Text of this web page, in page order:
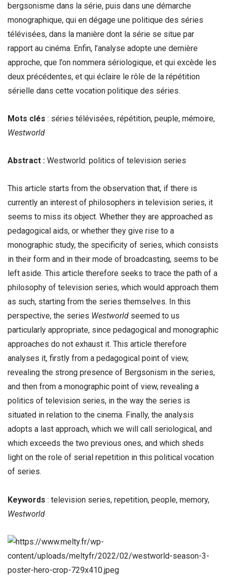
bergsonisme dans la série, puis dans une démarche
monographique, qui en dégage une politique des séries
télévisées, dans la manière dont la série se situe par
rapport au cinéma. Enfin, l’analyse adopte une dernière
approche, que l’on nommera sériologique, et qui excède les
deux précédentes, et qui éclaire le rôle de la répétition
sérielle dans cette vocation politique des séries.
Mots clés : séries télévisées, répétition, peuple, mémoire,
Westworld
Abstract : Westworld: politics of television series
This article starts from the observation that, if there is
currently an interest of philosophers in television series, it
seems to miss its object. Whether they are approached as
pedagogical aids, or whether they give rise to a
monographic study, the specificity of series, which consists
in their form and in their mode of broadcasting, seems to be
left aside. This article therefore seeks to trace the path of a
philosophy of television series, which would approach them
as such, starting from the series themselves. In this
perspective, the series Westworld seemed to us
particularly appropriate, since pedagogical and monographic
approaches do not exhaust it. This article therefore
analyses it, firstly from a pedagogical point of view,
revealing the strong presence of Bergsonism in the series,
and then from a monographic point of view, revealing a
politics of television series, in the way the series is
situated in relation to the cinema. Finally, the analysis
adopts a last approach, which we will call seriological, and
which exceeds the two previous ones, and which sheds
light on the role of serial repetition in this political vocation
of series.
Keywords : television series, repetition, people, memory,
Westworld